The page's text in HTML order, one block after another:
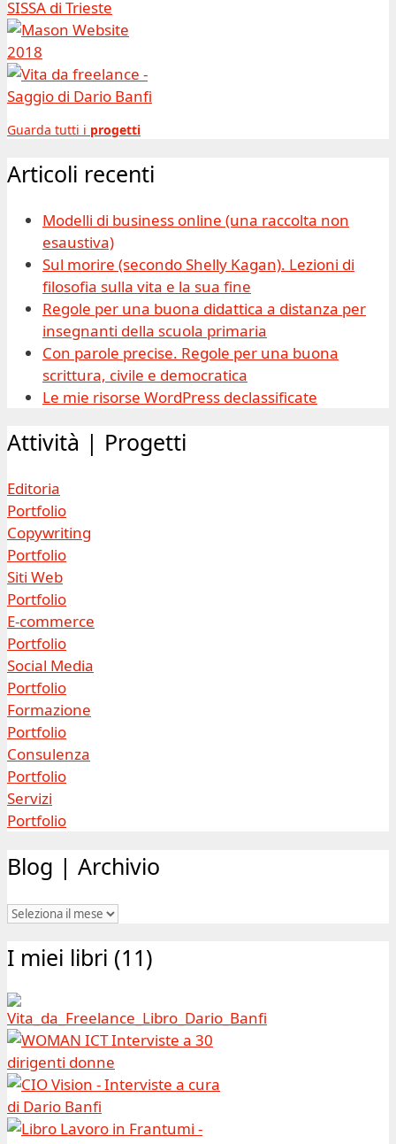
Guarda tutti i progetti
Articoli recenti
Modelli di business online (una raccolta non
esaustiva)
Sul morire (secondo Shelly Kagan). Lezioni di
filosofia sulla vita e la sua fine
Regole per una buona didattica a distanza per
insegnanti della scuola primaria
Con parole precise. Regole per una buona
scrittura, civile e democratica
Le mie risorse WordPress declassificate
Attività | Progetti
Editoria
Portfolio
Copywriting
Portfolio
Siti Web
Portfolio
E-commerce
Portfolio
Social Media
Portfolio
Formazione
Portfolio
Consulenza
Portfolio
Servizi
Portfolio
Blog | Archivio
Blog
Archivio
I miei libri (11)